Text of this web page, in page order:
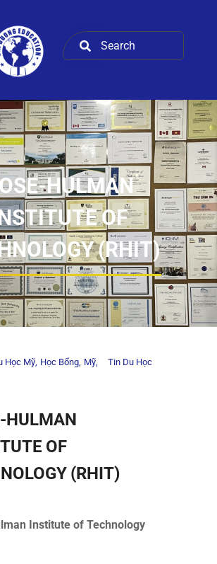
HULMAN
OF
(RHIT)
Học Mỹ Học Bổng Mỹ Tin Du Học
HULMAN
OF
(RHIT)
Institute of Technology